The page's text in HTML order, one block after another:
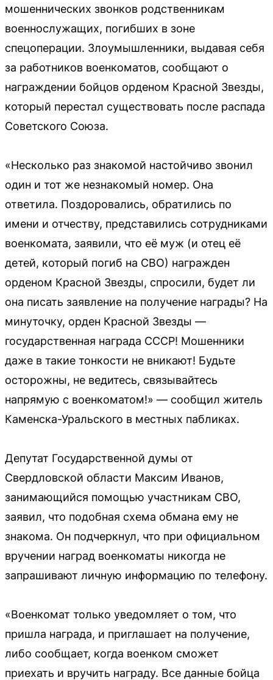
мошеннических звонков родственникам
военнослужащих, погибших в зоне
спецоперации. Злоумышленники, выдавая себя
за работников военкоматов, сообщают о
награждении бойцов орденом Красной Звезды,
который перестал существовать после распада
Советского Союза.
«Несколько раз знакомой настойчиво звонил
один и тот же незнакомый номер. Она
ответила. Поздоровались, обратились по
имени и отчеству, представились сотрудниками
военкомата, заявили, что её муж (и отец её
детей, который погиб на СВО) награжден
орденом Красной Звезды, спросили, будет ли
она писать заявление на получение награды? На
минуточку, орден Красной Звезды —
государственная награда СССР! Мошенники
даже в такие тонкости не вникают! Будьте
осторожны, не ведитесь, связывайтесь
напрямую с военкоматом!» — сообщил житель
Каменска-Уральского в местных пабликах.
Депутат Государственной думы от
Свердловской области Максим Иванов,
занимающийся помощью участникам СВО,
заявил, что подобная схема обмана ему не
знакома. Он подчеркнул, что при официальном
вручении наград военкоматы никогда не
запрашивают личную информацию по телефону.
«Военкомат только уведомляет о том, что
пришла награда, и приглашает на получение,
либо сообщает, когда военком сможет
приехать и вручить награду. Все данные бойца